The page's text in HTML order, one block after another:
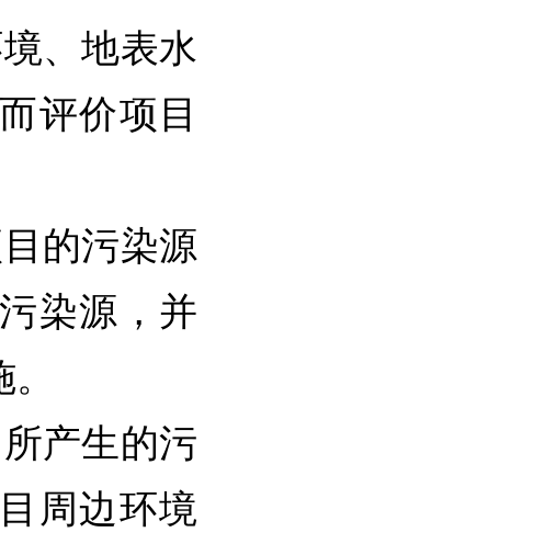
、地表水
评价项目
的污染源
染源，并
产生的污
周边环境